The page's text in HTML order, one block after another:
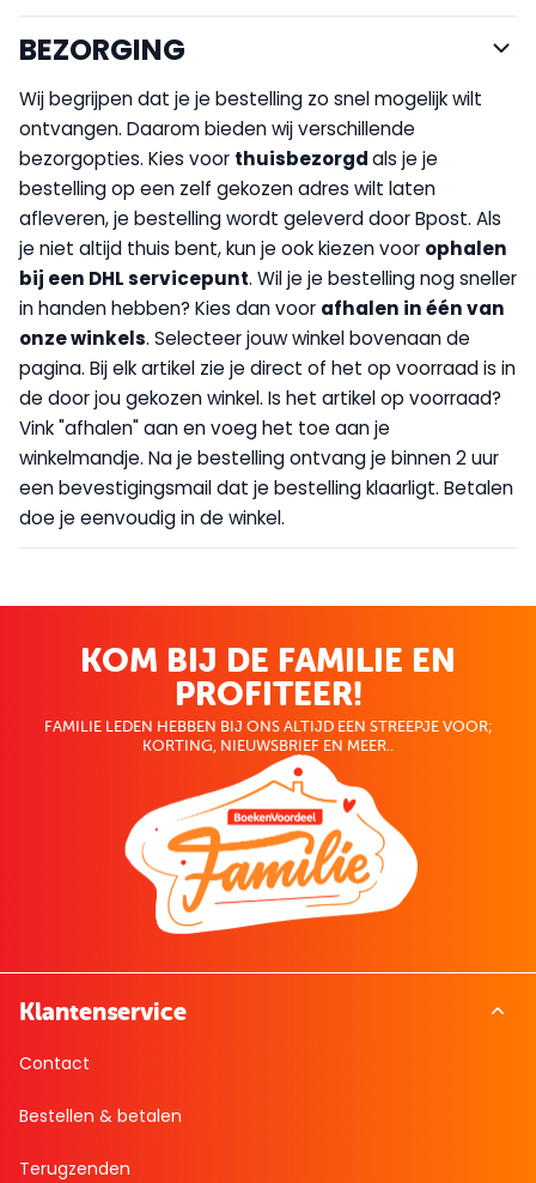
BEZORGING
Wij begrijpen dat je je bestelling zo snel mogelijk wilt
ontvangen. Daarom bieden wij verschillende
bezorgopties. Kies voor thuisbezorgdals je je
bestelling op een zelf gekozen adres wilt laten
afleveren, je bestelling wordt geleverd door Bpost. Als
je niet altijd thuis bent, kun je ook kiezen voor ophalen
bij een DHL servicepunt. Wil je je bestelling nog sneller
in handen hebben? Kies dan voor afhalen in één van
onze winkels. Selecteer jouw winkel bovenaan de
pagina. Bij elk artikel zie je direct of het op voorraad is in
de door jou gekozen winkel. Is het artikel op voorraad?
Vink "afhalen" aan en voeg het toe aan je
winkelmandje. Na je bestelling ontvang je binnen 2 uur
een bevestigingsmail dat je bestelling klaarligt. Betalen
doe je eenvoudig in de winkel.
KOM BIJ DE FAMILIE EN
PROFITEER!
FAMILIE LEDEN HEBBEN BIJ ONS ALTIJD EEN STREEPJE VOOR;
KORTING, NIEUWSBRIEF EN MEER..
Klantenservice
Contact
Bestellen & betalen
Terugzenden